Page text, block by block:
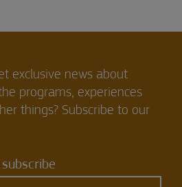
exclusive news about
programs, experiences
things? Subscribe to our